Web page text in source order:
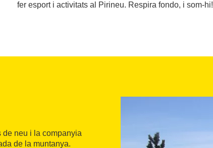
fer esport i activitats al Pirineu. Respira fondo, i som-hi!
de neu i la companyia
de la muntanya.